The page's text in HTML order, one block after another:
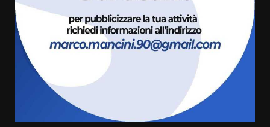
4
Carta d’identità: continua il piano
di aperture straordinarie del
Comune di Fasano
6 Agosto 2026 14:16
5
Grazia Neglia, coordinatrice
cittadina di Fratelli d’Italia,
pronta a tornare in Consiglio
comunale